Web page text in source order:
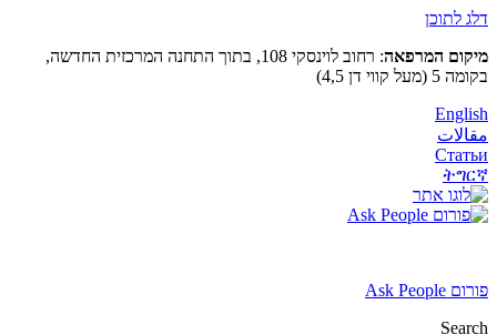
דלג לתוכן
מיקום המרפאה
: רחוב לוינסקי 108, בתוך התחנה המרכזית החדשה,
בקומה 5 (מעל קווי דן 4,5)
English
مقالات
Статьи
ትግርኛ
פורום Ask People
Search